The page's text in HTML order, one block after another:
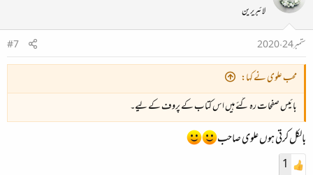
لائبریرین
ستمبر 24، 2020
#7
محب علوی نے کہا:
بائیس صفحات رہ گئے ہیں اس کتاب کے پروف کے لیے۔
بالکل کرتی ہوں علوی صاحب
1